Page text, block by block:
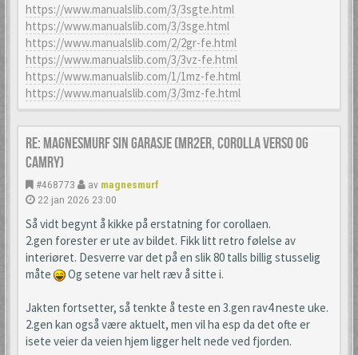
https://www.manualslib.com/3/3sgte.html
https://www.manualslib.com/3/3sge.html
https://www.manualslib.com/2/2gr-fe.html
https://www.manualslib.com/3/3vz-fe.html
https://www.manualslib.com/1/1mz-fe.html
https://www.manualslib.com/3/3mz-fe.html
Re: Magnesmurf sin garasje (mr2er, corolla verso og
camry)
#468773 av magnesmurf
22 jan 2026 23:00
Så vidt begynt å kikke på erstatning for corollaen.
2.gen forester er ute av bildet. Fikk litt retro følelse av
interiøret. Desverre var det på en slik 80 talls billig stusselig
måte
Og setene var helt ræv å sitte i.
Jakten fortsetter, så tenkte å teste en 3.gen rav4 neste uke.
2.gen kan også være aktuelt, men vil ha esp da det ofte er
isete veier da veien hjem ligger helt nede ved fjorden.